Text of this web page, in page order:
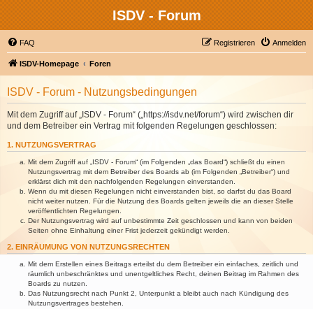
ISDV - Forum
FAQ Anmelden
Registrieren
ISDV-Homepage Foren
ISDV - Forum - Nutzungsbedingungen
Mit dem Zugriff auf „ISDV - Forum“ („https://isdv.net/forum“) wird zwischen dir
und dem Betreiber ein Vertrag mit folgenden Regelungen geschlossen:
1. NUTZUNGSVERTRAG
Mit dem Zugriff auf „ISDV - Forum“ (im Folgenden „das Board“) schließt du einen
Nutzungsvertrag mit dem Betreiber des Boards ab (im Folgenden „Betreiber“) und
erklärst dich mit den nachfolgenden Regelungen einverstanden.
Wenn du mit diesen Regelungen nicht einverstanden bist, so darfst du das Board
nicht weiter nutzen. Für die Nutzung des Boards gelten jeweils die an dieser Stelle
veröffentlichten Regelungen.
Der Nutzungsvertrag wird auf unbestimmte Zeit geschlossen und kann von beiden
Seiten ohne Einhaltung einer Frist jederzeit gekündigt werden.
2. EINRÄUMUNG VON NUTZUNGSRECHTEN
Mit dem Erstellen eines Beitrags erteilst du dem Betreiber ein einfaches, zeitlich und
räumlich unbeschränktes und unentgeltliches Recht, deinen Beitrag im Rahmen des
Boards zu nutzen.
Das Nutzungsrecht nach Punkt 2, Unterpunkt a bleibt auch nach Kündigung des
Nutzungsvertrages bestehen.